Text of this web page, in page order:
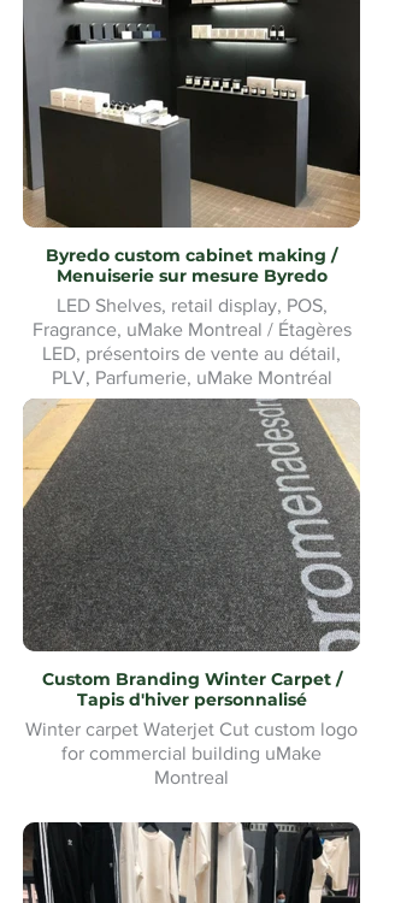
Byredo custom cabinet making /
Menuiserie sur mesure Byredo
LED Shelves, retail display, POS,
Fragrance, uMake Montreal / Étagères
LED, présentoirs de vente au détail,
PLV, Parfumerie, uMake Montréal
Custom Branding Winter Carpet /
Tapis d'hiver personnalisé
Winter carpet Waterjet Cut custom logo
for commercial building uMake
Montreal
Tapis d'hiver Waterjet Cut logo
personnalisé pour bâtiment commercial
uMake Montréal